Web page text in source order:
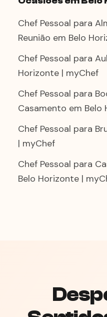
Chef Pessoal para
Reunião em Belo
Chef Pessoal para
Horizonte | myChef
Chef Pessoal para
Casamento em Belo
Chef Pessoal para
| myChef
Chef Pessoal para
Belo Horizonte |